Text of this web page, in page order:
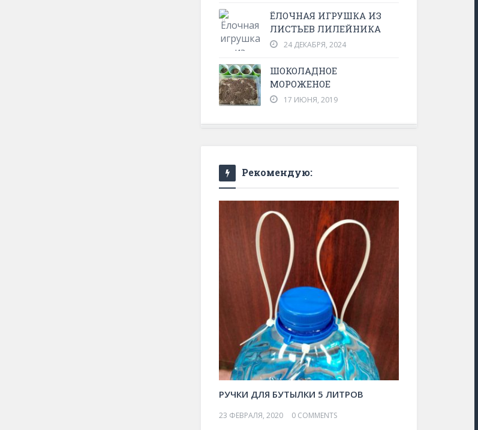
ЁЛОЧНАЯ ИГРУШКА ИЗ
ЛИСТЬЕВ ЛИЛЕЙНИКА
24 ДЕКАБРЯ, 2024
ШОКОЛАДНОЕ
МОРОЖЕНОЕ
17 ИЮНЯ, 2019
Рекомендую:
РУЧКИ ДЛЯ БУТЫЛКИ 5 ЛИТРОВ
23 ФЕВРАЛЯ, 2020 0 COMMENTS